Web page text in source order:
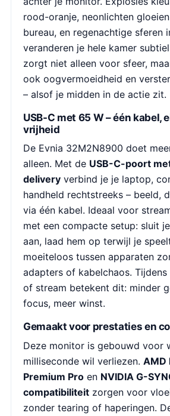
rood-oranje, neonlichten
bureau, en regenachtige sferen
veranderen je hele kamer
zorgt niet alleen voor sfeer,
ook oogvermoeidheid en
– alsof je midden in de actie zit.
USB-C met 65 W – één kabel,
vrijheid
De Evnia 32M2N8900 doet
alleen. Met de USB-C-poort
delivery verbind je je laptop,
handheld rechtstreeks – beeld,
via één kabel. Ideaal voor
met een compacte setup: sluit
aan, laad hem op terwijl je
moeiteloos tussen apparaten
adapters of kabelchaos. Tijdens
of stream betekent dit: minder
focus, meer winst.
Gemaakt voor prestaties en
Deze monitor is gebouwd voor
milliseconde wil verliezen. AMD
Premium Pro en NVIDIA G-
compatibiliteit zorgen voor
zonder tearing of haperingen.